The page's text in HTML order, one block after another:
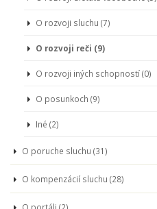
O rozvoji sluchu (7)
O rozvoji reči (9)
O rozvoji iných schopností (0)
O posunkoch (9)
Iné (2)
O poruche sluchu (31)
O kompenzácií sluchu (28)